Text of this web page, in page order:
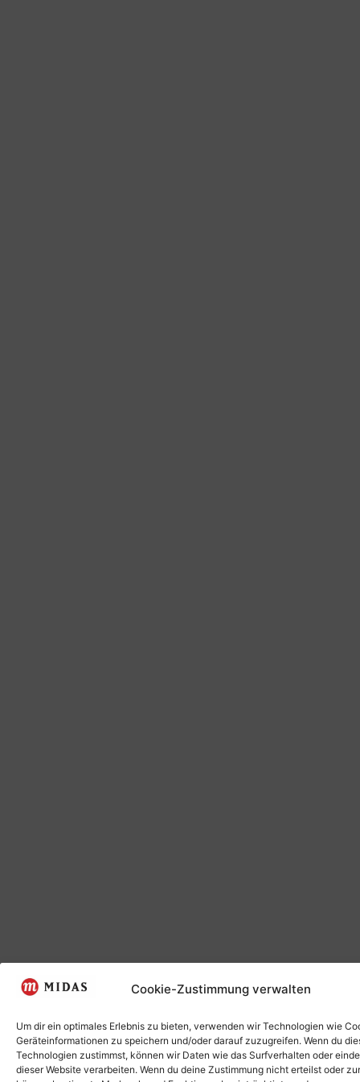
Cookie-Zustimmung verwalten
Um dir ein optimales Erlebnis zu bieten, verwenden wir Technologien wie
Geräteinformationen zu speichern und/oder darauf zuzugreifen. Wenn du
Technologien zustimmst, können wir Daten wie das Surfverhalten oder
dieser Website verarbeiten. Wenn du deine Zustimmung nicht erteilst oder